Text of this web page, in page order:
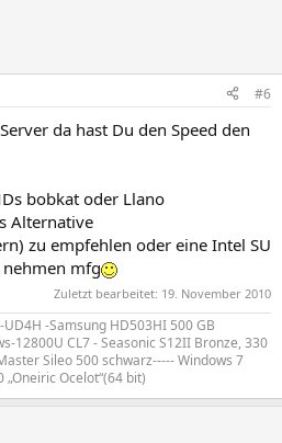
#6
da hast Du den Speed den
bobkat oder Llano
Alternative
zu empfehlen oder eine Intel SU
nehmen mfg
Zuletzt bearbeitet: 19. November 2010
-Samsung HD503HI 500 GB
12800U CL7 - Seasonic S12II Bronze, 330
Sileo 500 schwarz----- Windows 7
Ocelot“(64 bit)